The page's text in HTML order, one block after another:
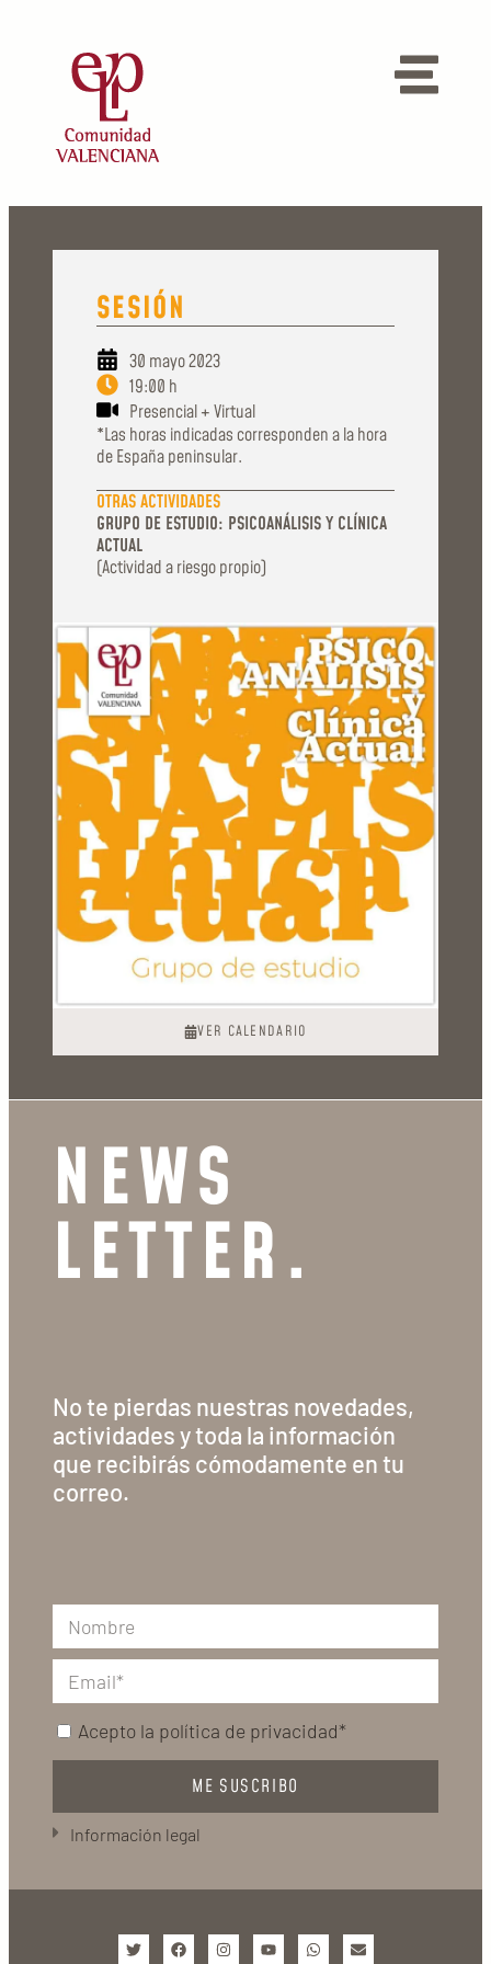
VER CALENDARIO
SESIÓN
30 mayo 2023
19:00 h
Presencial + Virtual
*Las horas indicadas corresponden a la hora
de España peninsular.
OTRAS ACTIVIDADES
GRUPO DE ESTUDIO: PSICOANÁLISIS Y CLÍNICA
ACTUAL
(Actividad a riesgo propio)
NEWS
LETTER.
No te pierdas nuestras novedades,
actividades y toda la información
que recibirás cómodamente en tu
correo.
Acepto la política de privacidad*
ME SUSCRIBO
Información legal